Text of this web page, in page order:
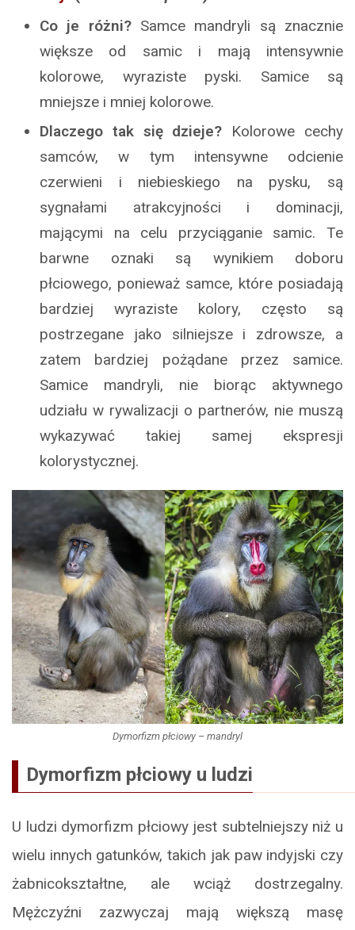
Co je różni?Samce mandryli są znacznie
większe od samic i mają intensywnie
kolorowe, wyraziste pyski. Samice są
mniejsze i mniej kolorowe.
Dlaczego tak się dzieje? Kolorowe cechy
samców, w tym intensywne odcienie
czerwieni i niebieskiego na pysku, są
sygnałami atrakcyjności i dominacji,
mającymi na celu przyciąganie samic. Te
barwne oznaki są wynikiem doboru
płciowego, ponieważ samce, które posiadają
bardziej wyraziste kolory, często są
postrzegane jako silniejsze i zdrowsze, a
zatem bardziej pożądane przez samice.
Samice mandryli, nie biorąc aktywnego
udziału w rywalizacji o partnerów, nie muszą
wykazywać takiej samej ekspresji
kolorystycznej.
Dymorfizm płciowy – mandryl
Dymorfizm płciowy u ludzi
U ludzi dymorfizm płciowy jest subtelniejszy niż u
wielu innych gatunków, takich jak paw indyjski czy
żabnicokształtne, ale wciąż dostrzegalny.
Mężczyźni zazwyczaj mają większą masę